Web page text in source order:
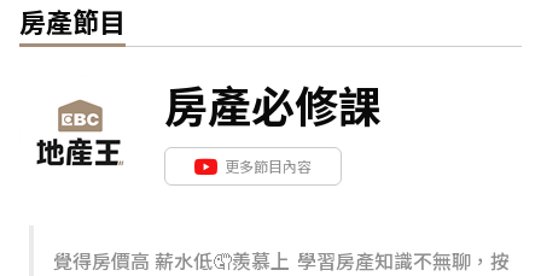
房產節目
房產必修課
更多節目內容
覺得房價高 薪水低🤦羨慕上 學習房產知識不無聊，按